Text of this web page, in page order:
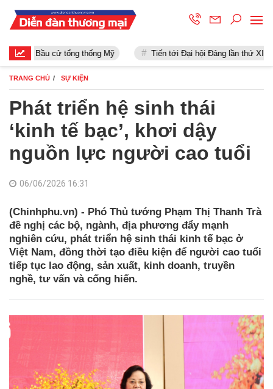
Bầu cử tổng thống Mỹ Tiến tới Đại hội Đảng lần thứ XIII
TRANG CHỦ SỰ KIỆN
Phát triển hệ sinh thái
‘kinh tế bạc’, khơi dậy
nguồn lực người cao tuổi
06/06/2026 16:31
(Chinhphu.vn) - Phó Thủ tướng Phạm Thị Thanh Trà
đề nghị các bộ, ngành, địa phương đẩy mạnh
nghiên cứu, phát triển hệ sinh thái kinh tế bạc ở
Việt Nam, đồng thời tạo điều kiện để người cao tuổi
tiếp tục lao động, sản xuất, kinh doanh, truyền
nghề, tư vấn và cống hiến.